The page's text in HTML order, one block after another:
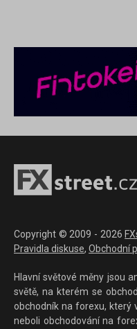
Copyright © 2009 - 2026
Pravidla diskuse, Obchodní
Hlavní světové měny jsou
světě, na kterém se
obchodník na forexu, který
neboli obchodování na